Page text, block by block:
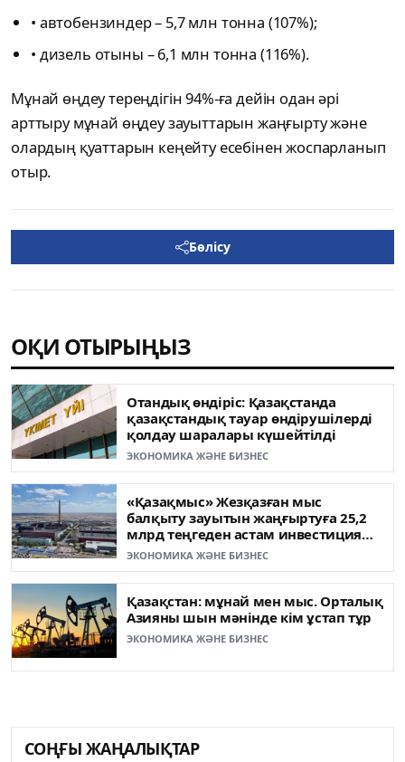
• автобензиндер – 5,7 млн тонна (107%);
• дизель отыны – 6,1 млн тонна (116%).
Мұнай өңдеу тереңдігін 94%-ға дейін одан әрі
арттыру мұнай өңдеу зауыттарын жаңғырту және
олардың қуаттарын кеңейту есебінен жоспарланып
отыр.
Бөлісу
ОҚИ ОТЫРЫҢЫЗ
Отандық өндіріс: Қазақстанда
қазақстандық тауар өндірушілерді
қолдау шаралары күшейтілді
ЭКОНОМИКА ЖӘНЕ БИЗНЕС
«Қазақмыс» Жезқазған мыс
балқыту зауытын жаңғыртуға 25,2
млрд теңгеден астам инвестиция
бағыттады
ЭКОНОМИКА ЖӘНЕ БИЗНЕС
Қазақстан: мұнай мен мыс. Орталық
Азияны шын мәнінде кім ұстап тұр
ЭКОНОМИКА ЖӘНЕ БИЗНЕС
СОҢҒЫ ЖАҢАЛЫҚТАР